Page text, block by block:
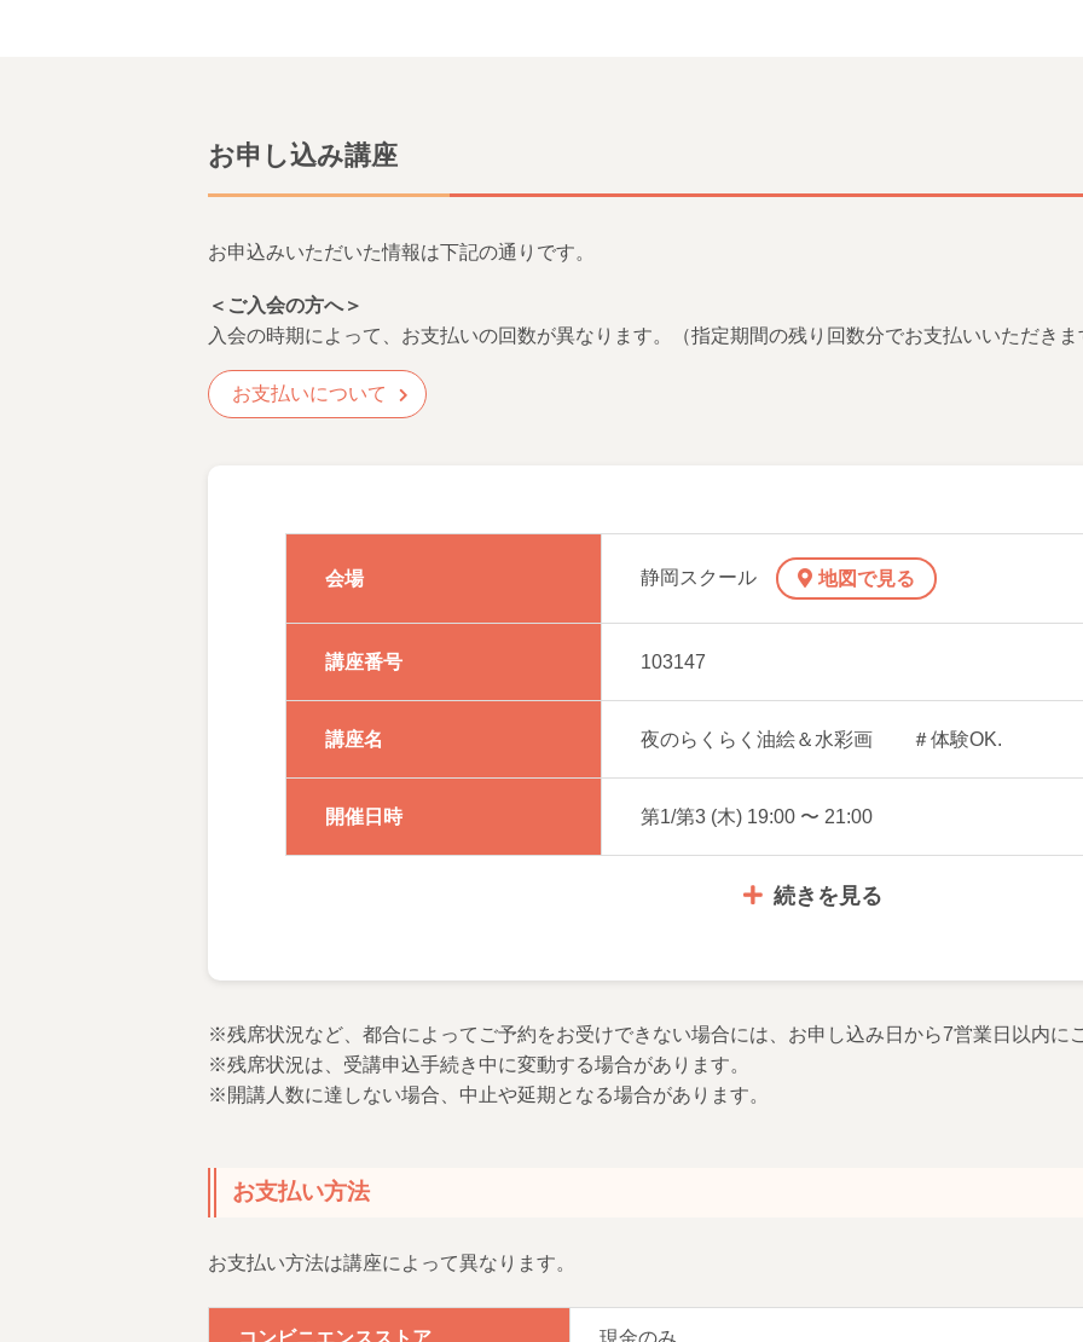
お申し込み講座
お申込みいただいた情報は下記の通りです。
＜ご入会の方へ＞
入会の時期によって、お支払いの回数が異なります。（指定期間の残り回数分でお支払いいただき
お支払いについて
会場 静岡スクール 地図で見る
講座番号 103147
講座名 夜のらくらく油絵＆水彩画 ＃体験OK.
開催日時 第1/第3 (木) 19:00 〜 21:00
続きを見る
※残席状況など、都合によってご予約をお受けできない場合には、お申し込み日から7営業日以内に
※残席状況は、受講申込手続き中に変動する場合があります。
※開講人数に達しない場合、中止や延期となる場合があります。
お支払い方法
お支払い方法は講座によって異なります。
コンビニエンスストア 現金のみ